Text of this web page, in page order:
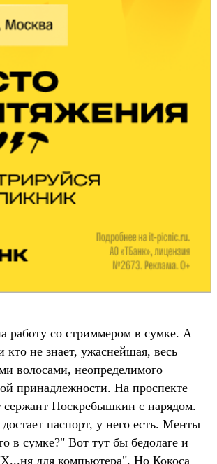
работу со стриммером в сумке. А
кто не знает, ужаснейшая, весь
волосами, неопределимого
принадлежности. На проспекте
сержант Поскребышкин с нарядом.
паспорт, у него есть. Менты
в сумке?" Вот тут бы бедолаге и
для компьютера". Но Кокоса